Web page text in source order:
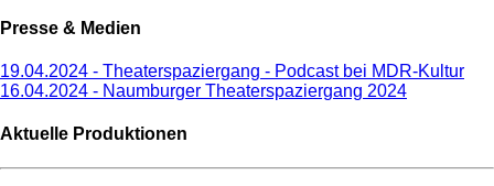
Presse & Medien
19.04.2024 - Theaterspaziergang - Podcast bei MDR-Kultur
16.04.2024 - Naumburger Theaterspaziergang 2024
Aktuelle Produktionen